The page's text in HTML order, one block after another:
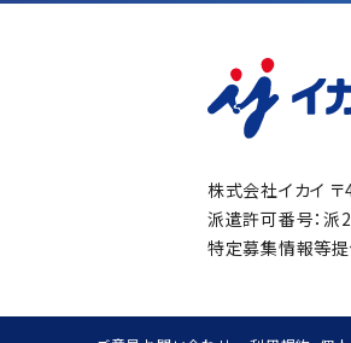
株式会社イカイ
派遣許可番号：
特定募集情報等提